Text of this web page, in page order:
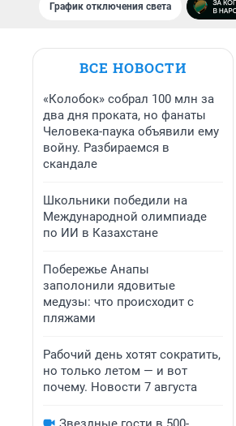
График отключения света
ВСЕ НОВОСТИ
«Колобок» собрал 100 млн за
два дня проката, но фанаты
Человека-паука объявили ему
войну. Разбираемся в
скандале
Школьники победили на
Международной олимпиаде
по ИИ в Казахстане
Побережье Анапы
заполонили ядовитые
медузы: что происходит с
пляжами
Рабочий день хотят сократить,
но только летом — и вот
почему. Новости 7 августа